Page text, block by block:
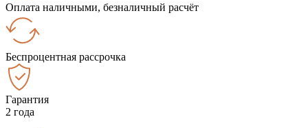
Оплата наличными, безналичный расчёт
Беспроцентная рассрочка
Гарантия
2 года